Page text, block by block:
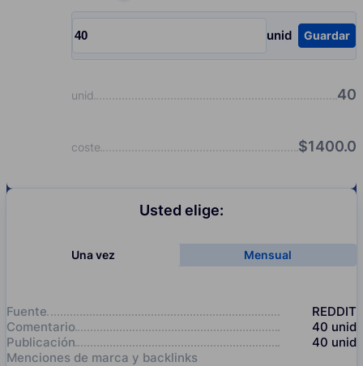
unid
Input quantity, pcs Guardar
unid 40
coste $1400.0
Usted elige:
Una vez Mensual
Fuente
REDDIT
Comentario
40 unid
Publicación
40 unid
Menciones de marca y backlinks